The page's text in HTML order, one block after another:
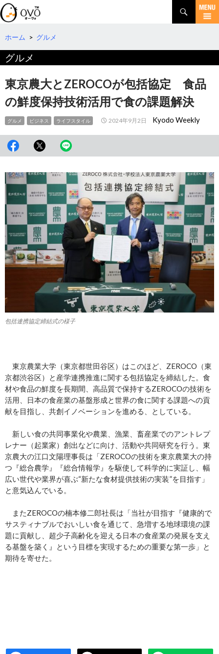
検
索
コ
テ
ツ
へ
移
動
ホーム > グルメ
グルメ
東京農大とZEROCOが包括協定 食品
の鮮度保持技術活用で食の課題解決
グルメ ビジネス ライフスタイル 2024年9月2日 Kyodo Weekly
包括連携協定締結式の様子
東京農業大学（東京都世田谷区）はこのほど、ZEROCO（東
京都渋谷区）と産学連携推進に関する包括協定を締結した。食
材や食品の鮮度を長期間、高品質で保持するZEROCOの技術を
活用、日本の食産業の基盤形成と世界の食に関する課題への貢
献を目指し、共創イノベーションを進める、としている。
新しい食の共同事業化や農業、漁業、畜産業でのアントレプ
レナー（起業家）創出などに向け、活動や共同研究を行う。東
京農大の江口文陽理事長は「ZEROCOの技術を東京農業大の持
つ『総合農学』『総合情報学』を駆使して科学的に実証し、幅
広い世代や業界が喜ぶ“新たな食材提供技術の実装”を目指す」
と意気込んでいる。
またZEROCOの楠本修二郎社長は「当社が目指す『健康的で
サスティナブルでおいしい食を通じて、急増する地球環境の課
題に貢献し、超少子高齢化を迎える日本の食産業の発展を支え
る基盤を築く』という目標を実現するための重要な第一歩」と
期待を寄せた。